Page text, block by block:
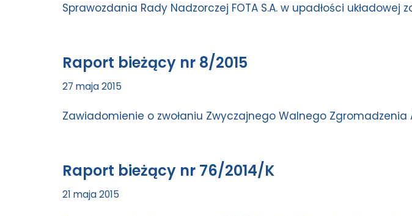
Sprawozdania Rady Nadzorczej FOTA S.A. w upadłości układowej
Raport bieżący nr 8/2015
27 maja 2015
Zawiadomienie o zwołaniu Zwyczajnego Walnego Zgromadzenia
Raport bieżący nr 76/2014/K
21 maja 2015